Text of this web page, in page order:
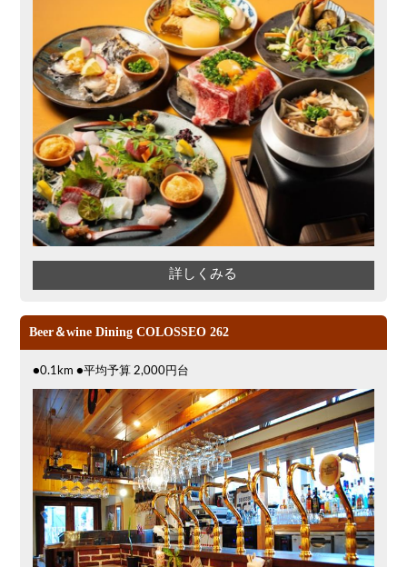
詳しくみる
Beer＆wine Dining COLOSSEO 262
●0.1km ●平均予算 2,000円台